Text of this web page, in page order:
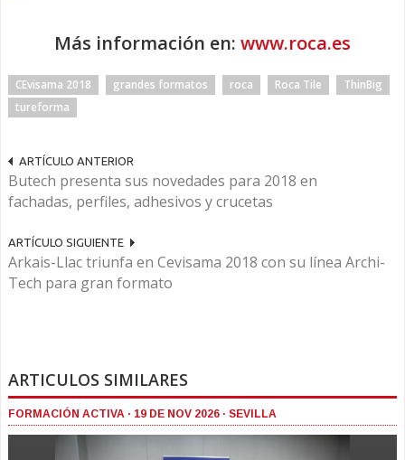
Más información en: www.roca.es
CEvisama 2018 grandes formatos roca Roca Tile
ThinBig
tureforma
ARTÍCULO ANTERIOR
Butech presenta sus novedades para 2018 en
fachadas, perfiles, adhesivos y crucetas
ARTÍCULO SIGUIENTE
Arkais-Llac triunfa en Cevisama 2018 con su línea Archi-
Tech para gran formato
ARTICULOS SIMILARES
FORMACIÓN ACTIVA · 19 DE NOV 2026 · SEVILLA